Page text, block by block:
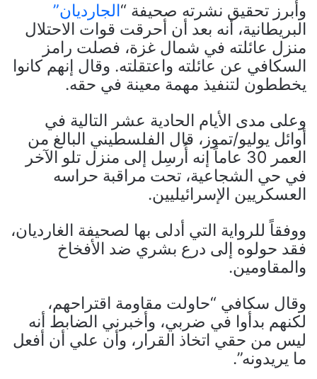
وأبرز تحقيق نشرته صحيفة “الجارديان”
البريطانية، أنه بعد أن أحرقت قوات الاحتلال
منزل عائلته في شمال غزة، فصلت رامز
السكافي عن عائلته واعتقلته. وقال إنهم كانوا
يخططون لتنفيذ مهمة معينة في حقه.
وعلى مدى الأيام الحادية عشر التالية في
أوائل يوليو/تموز، قال الفلسطيني البالغ من
العمر 30 عاماً إنه أُرسِل إلى منزل تلو الآخر
في حي الشجاعية، تحت مراقبة حراسه
العسكريين الإسرائيليين.
ووفقاً للرواية التي أدلى بها لصحيفة الغارديان،
فقد حولوه إلى درع بشري ضد الأفخاخ
والمقاومين.
وقال سكافي “حاولت مقاومة اقتراحهم،
لكنهم بدأوا في ضربي، وأخبرني الضابط أنه
ليس من حقي اتخاذ القرار، وأن علي أن أفعل
ما يريدونه”.